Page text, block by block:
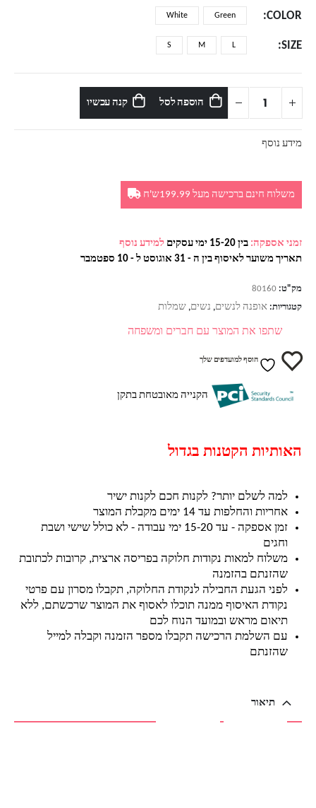
COLOR
Green
White
SIZE
L
M
S
הוספה לסל קנה עכשיו
מידע נוסף
משלוח חינם ברכישה מעל 199.99ש'ח
זמני אספקה: בין 15-20 ימי עסקים
למידע נוסף
תאריך משוער לאיסוף בין ה - 31 אוגוסט ל - 10 ספטמבר
מק"ט: 80160
קטגוריות: אופנה לנשים, נשים, שמלות
שתפו את המוצר עם חברים ומשפחה
הוסף למועדפים שלך
הקנייה מאובטחת בתקן
האותיות הקטנות בגדול
למה לשלם יותר? לקנות חכם לקנות ישיר
אחריות והחלפות עד 14 ימים מקבלת המוצר
זמן אספקה - עד 15-20 ימי עבודה - לא כולל שישי ושבת
וחגים
משלוח למאות נקודות חלוקה בפריסה ארצית, קרובות לכתובת
שהזנתם בהזמנה
לפני הגעת החבילה לנקודת החלוקה, תקבלו מסרון עם פרטי
נקודת האיסוף ממנה תוכלו לאסוף את המוצר שרכשתם, ללא
תיאום מראש ובמועד הנוח לכם
עם השלמת הרכישה תקבלו מספר הזמנה וקבלה למייל
שהזנתם
תיאור